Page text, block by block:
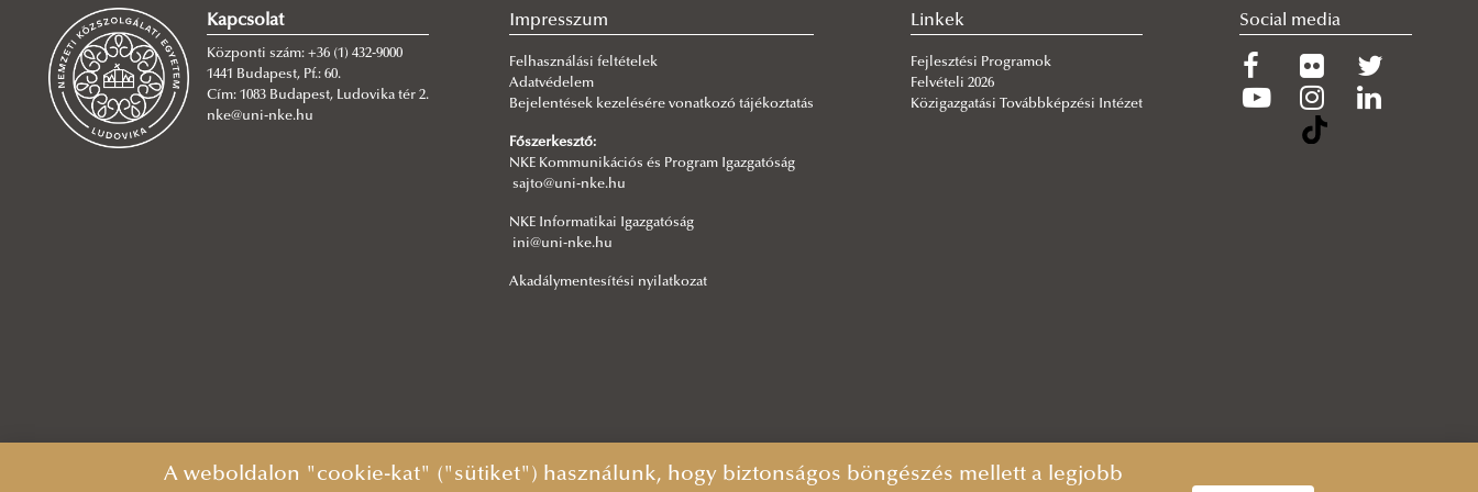
Kapcsolat
Központi szám: +36 (1) 432-9000
1441 Budapest, Pf.: 60.
Cím: 1083 Budapest, Ludovika tér 2.
nke@uni-nke.hu
Impresszum
Felhasználási feltételek
Adatvédelem
Bejelentések kezelésére vonatkozó tájékoztatás
Főszerkesztő:
NKE Kommunikációs és Program Igazgatóság
sajto@uni-nke.hu
NKE Informatikai Igazgatóság
ini@uni-nke.hu
Akadálymentesítési nyilatkozat
Linkek
Fejlesztési Programok
Felvételi 2026
Közigazgatási Továbbképzési Intézet
Social media
A weboldalon "cookie-kat" ("sütiket") használunk, hogy biztonságos böngészés mellett a legjobb